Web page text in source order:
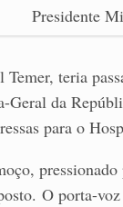
Presidente
teria
Geral da
para o
O porta-